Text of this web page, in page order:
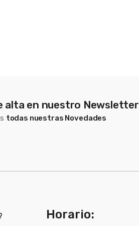
alta en nuestro Newsletter
todas nuestras Novedades
Horario: